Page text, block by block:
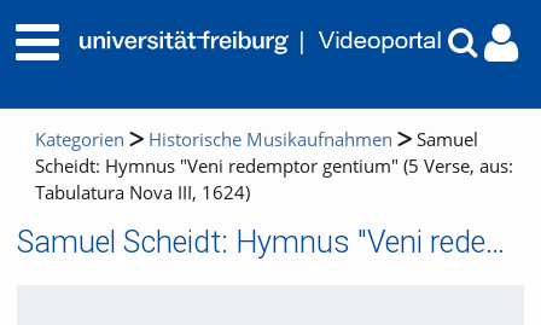
Kategorien Historische Musikaufnahmen
Samuel
Scheidt: Hymnus "Veni redemptor gentium" (5 Verse, aus:
Tabulatura Nova III, 1624)
Samuel Scheidt: Hymnus "Veni redemptor gentium" (5 Verse, aus: Tabulatura Nova III, 1624)